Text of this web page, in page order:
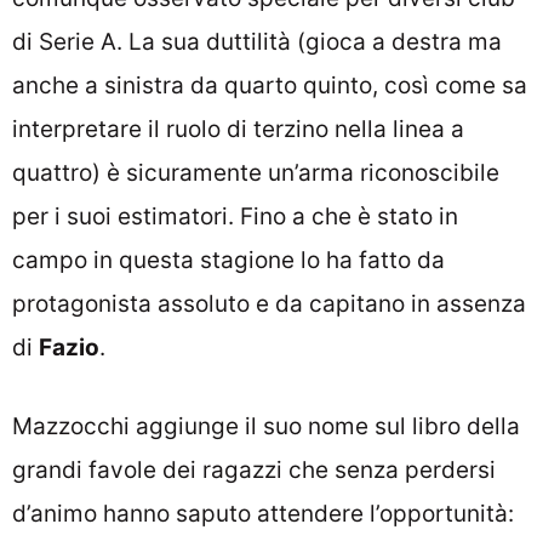
di Serie A. La sua duttilità (gioca a destra ma
anche a sinistra da quarto quinto, così come sa
interpretare il ruolo di terzino nella linea a
quattro) è sicuramente un’arma riconoscibile
per i suoi estimatori. Fino a che è stato in
campo in questa stagione lo ha fatto da
protagonista assoluto e da capitano in assenza
di Fazio.
Mazzocchi aggiunge il suo nome sul libro della
grandi favole dei ragazzi che senza perdersi
d’animo hanno saputo attendere l’opportunità: